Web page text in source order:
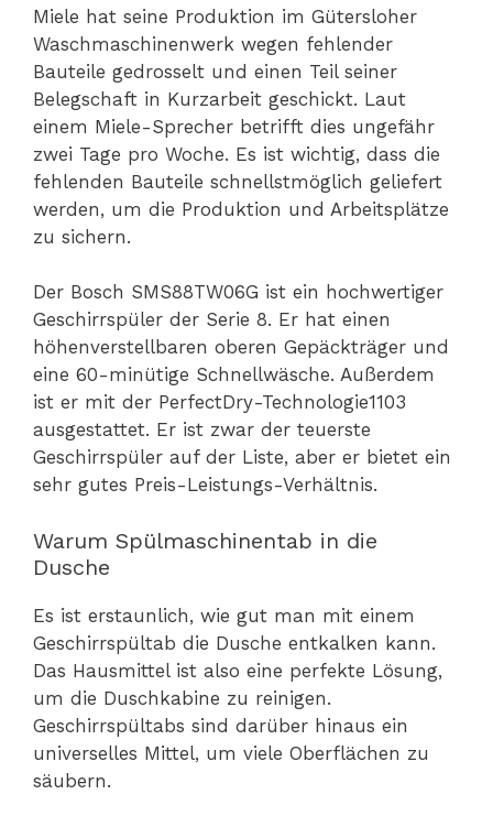
Miele hat seine Produktion im Gütersloher
Waschmaschinenwerk wegen fehlender
Bauteile gedrosselt und einen Teil seiner
Belegschaft in Kurzarbeit geschickt. Laut
einem Miele-Sprecher betrifft dies ungefähr
zwei Tage pro Woche. Es ist wichtig, dass die
fehlenden Bauteile schnellstmöglich geliefert
werden, um die Produktion und Arbeitsplätze
zu sichern.
Der Bosch SMS88TW06G ist ein hochwertiger
Geschirrspüler der Serie 8. Er hat einen
höhenverstellbaren oberen Gepäckträger und
eine 60-minütige Schnellwäsche. Außerdem
ist er mit der PerfectDry-Technologie1103
ausgestattet. Er ist zwar der teuerste
Geschirrspüler auf der Liste, aber er bietet ein
sehr gutes Preis-Leistungs-Verhältnis.
Warum Spülmaschinentab in die
Dusche
Es ist erstaunlich, wie gut man mit einem
Geschirrspültab die Dusche entkalken kann.
Das Hausmittel ist also eine perfekte Lösung,
um die Duschkabine zu reinigen.
Geschirrspültabs sind darüber hinaus ein
universelles Mittel, um viele Oberflächen zu
säubern.